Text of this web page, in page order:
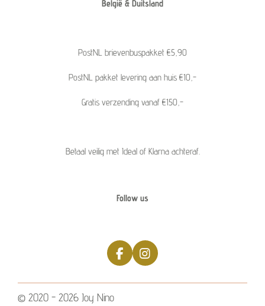
België & Duitsland
PostNL brievenbuspakket €5,90
PostNL pakket levering aan huis €10,-
Gratis verzending vanaf €150,-
Betaal veilig met Ideal of Klarna achteraf.
Follow us
F
a
c
I
n
s
© 2020 - 2026 Joy Nino